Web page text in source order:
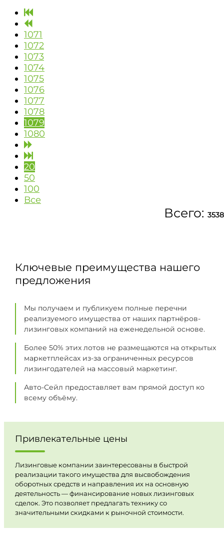
1071
1072
1073
1074
1075
1076
1077
1078
1079
1080
20
50
100
Все
Всего:
Ключевые преимущества нашего
предложения
Мы получаем и публикуем полные перечни
реализуемого имущества от наших партнёров-
лизинговых компаний на еженедельной основе.
Более 50% этих лотов не размещаются на открытых
маркетплейсах из-за ограниченных ресурсов
лизингодателей на массовый маркетинг.
Авто-Сейл предоставляет вам прямой доступ ко
всему объёму.
Привлекательные цены
Лизинговые компании заинтересованы в быстрой
реализации такого имущества для высвобождения
оборотных средств и направления их на основную
деятельность — финансирование новых лизинговых
сделок. Это позволяет предлагать технику со
значительными скидками к рыночной стоимости.